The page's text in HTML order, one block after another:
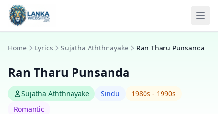
Skip to content
Home Lyrics Sujatha Aththnayake Ran Tharu Punsanda
Ran Tharu Punsanda
Sujatha Aththnayake Sindu
1980s - 1990s
Romantic